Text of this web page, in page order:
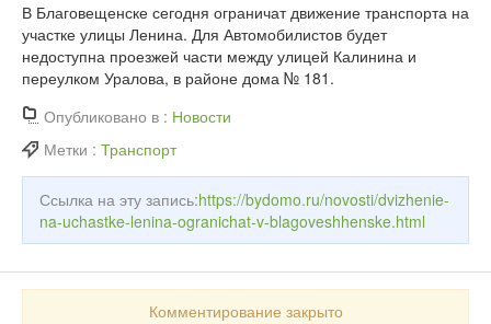
В Благовещенске сегодня ограничат движение транспорта на
участке улицы Ленина. Для Автомобилистов будет
недоступна проезжей части между улицей Калинина и
переулком Уралова, в районе дома № 181.
Опубликовано в : Новости
Метки : Транспорт
Ссылка на эту запись:https://bydomo.ru/novosti/dvizhenie-
na-uchastke-lenina-ogranichat-v-blagoveshhenske.html
Комментирование закрыто